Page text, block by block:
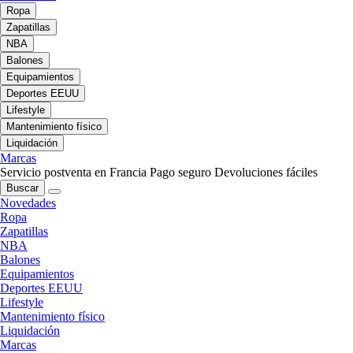
Ropa
Zapatillas
NBA
Balones
Equipamientos
Deportes EEUU
Lifestyle
Mantenimiento físico
Liquidación
Marcas
Servicio postventa en Francia Pago seguro Devoluciones fáciles
Buscar
Novedades
Ropa
Zapatillas
NBA
Balones
Equipamientos
Deportes EEUU
Lifestyle
Mantenimiento físico
Liquidación
Marcas